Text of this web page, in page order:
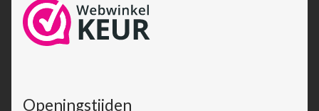
Openingstijden